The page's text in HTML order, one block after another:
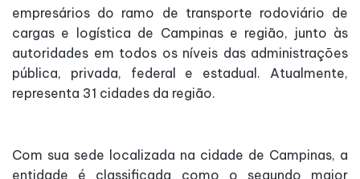
empresários do ramo de transporte rodoviário de
cargas e logística de Campinas e região, junto às
autoridades em todos os níveis das administrações
pública, privada, federal e estadual. Atualmente,
representa 31 cidades da região.
Com sua sede localizada na cidade de Campinas, a
entidade é classificada como o segundo maior